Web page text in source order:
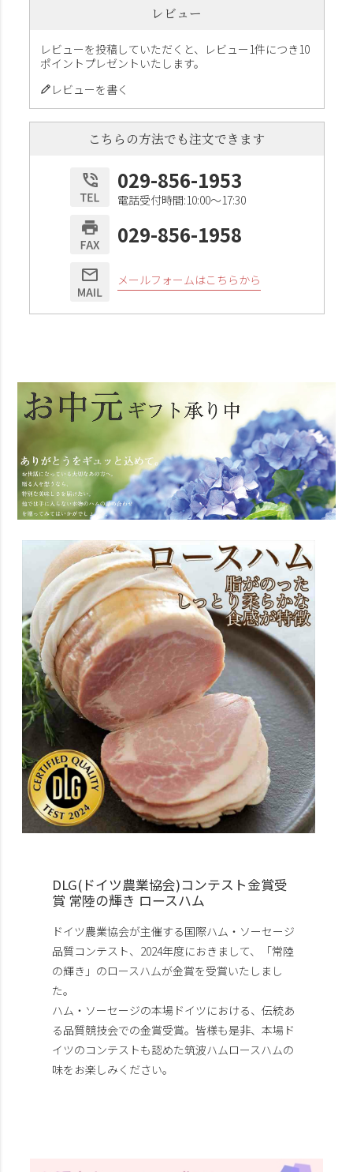
レビュー
レビューを投稿していただくと、レビュー1件につき10
ポイントプレゼントいたします。
レビューを書く
こちらの方法でも注文できます
029-856-1953
電話受付時間:10:00〜17:30
029-856-1958
メールフォームはこちらから
DLG(ドイツ農業協会)コンテスト金賞受
賞 常陸の輝き ロースハム
ドイツ農業協会が主催する国際ハム・ソーセージ
品質コンテスト、2024年度におきまして、「常陸
の輝き」のロースハムが金賞を受賞いたしまし
た。
ハム・ソーセージの本場ドイツにおける、伝統あ
る品質競技会での金賞受賞。皆様も是非、本場ド
イツのコンテストも認めた筑波ハムロースハムの
味をお楽しみください。